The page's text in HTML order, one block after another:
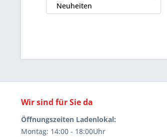
Neuheiten
Wir sind für Sie da
Öffnungszeiten Ladenlokal:
Montag: 14:00 - 18:00Uhr